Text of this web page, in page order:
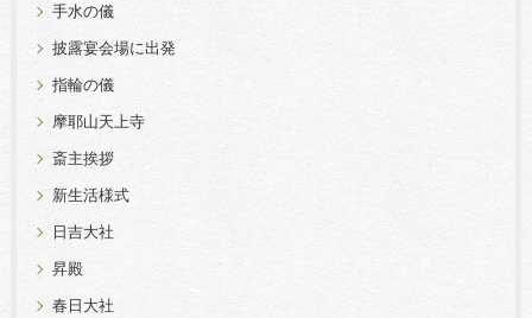
手水の儀
披露宴会場に出発
指輪の儀
摩耶山天上寺
斎主挨拶
新生活様式
日吉大社
昇殿
春日大社